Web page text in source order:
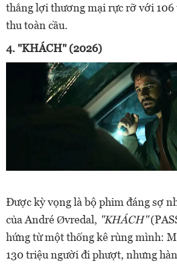
thắng lợi thương mại rực rỡ với 106
thu toàn cầu.
4. "KHÁCH" (2026)
Được kỳ vọng là bộ phim đáng sợ
của André Øvredal, "KHÁCH"
hứng từ một thống kê rùng mình:
130 triệu người đi phượt, nhưng